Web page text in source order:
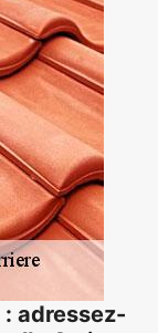
adressez-